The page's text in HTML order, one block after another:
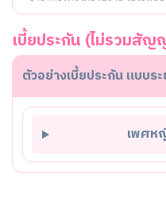
เบี้ยประกัน (ไม่รวมสั
ตัวอย่างเบี้ยประกัน แบบร
เพศห